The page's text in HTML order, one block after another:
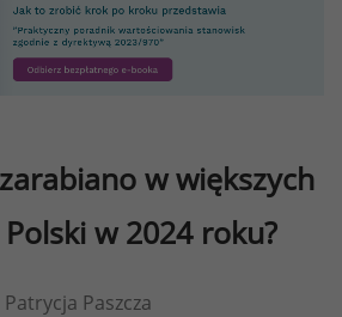
w większych
w 2024 roku?
Patrycja Paszcza